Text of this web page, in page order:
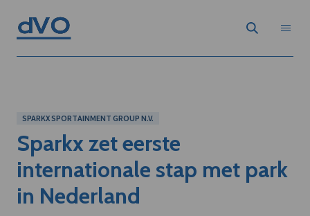
SPARKX SPORTAINMENT GROUP N.V.
Sparkx zet eerste
internationale stap met park
in Nederland